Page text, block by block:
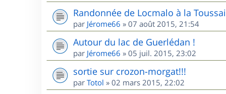
Randonnée de Locmalo à la
par Jérome66 » 07 août 2015, 21:54
Autour du lac de Guerlédan !
par Jérome66 » 05 juil. 2015, 23:02
sortie sur crozon-morgat!!!
par Totol » 02 mars 2015, 22:02